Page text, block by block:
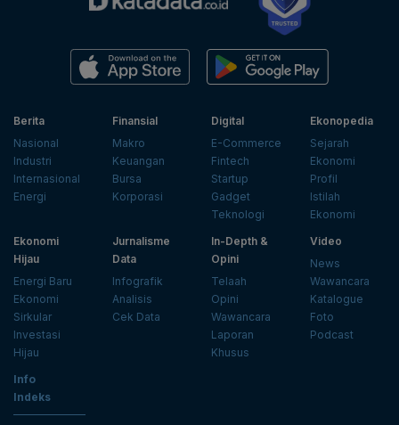
Berita
Nasional
Industri
Internasional
Energi
Finansial
Makro
Keuangan
Bursa
Korporasi
Digital
E-Commerce
Fintech
Startup
Gadget
Teknologi
Ekonopedia
Sejarah
Ekonomi
Profil
Istilah
Ekonomi
Ekonomi
Hijau
Energi Baru
Ekonomi
Sirkular
Investasi
Hijau
Jurnalisme
Data
Infografik
Analisis
Cek Data
In-Depth &
Opini
Telaah
Opini
Wawancara
Laporan
Khusus
Video
News
Wawancara
Katalogue
Foto
Podcast
Info
Indeks